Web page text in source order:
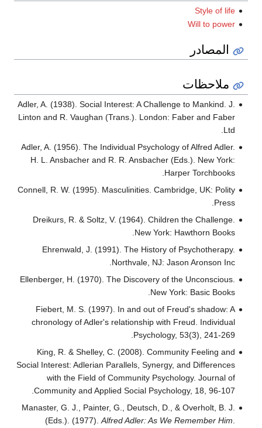
Style of life
Will to power
المصادر
ملاحظات
Adler, A. (1938). Social Interest: A Challenge to Mankind. J.
Linton and R. Vaughan (Trans.). London: Faber and Faber
Ltd.
Adler, A. (1956). The Individual Psychology of Alfred Adler.
H. L. Ansbacher and R. R. Ansbacher (Eds.). New York:
Harper Torchbooks.
Connell, R. W. (1995). Masculinities. Cambridge, UK: Polity
Press.
Dreikurs, R. & Soltz, V. (1964). Children the Challenge.
New York: Hawthorn Books.
Ehrenwald, J. (1991). The History of Psychotherapy.
Northvale, NJ: Jason Aronson Inc.
Ellenberger, H. (1970). The Discovery of the Unconscious.
New York: Basic Books.
Fiebert, M. S. (1997). In and out of Freud's shadow: A
chronology of Adler's relationship with Freud. Individual
Psychology, 53(3), 241-269.
King, R. & Shelley, C. (2008). Community Feeling and
Social Interest: Adlerian Parallels, Synergy, and Differences
with the Field of Community Psychology. Journal of
Community and Applied Social Psychology, 18, 96-107.
Manaster, G. J., Painter, G., Deutsch, D., & Overholt, B. J.
(Eds.). (1977). Alfred Adler: As We Remember Him